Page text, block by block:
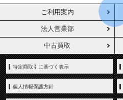
ご利用案内
法人営業部
中古買取
特定商取引に基づく表示
個人情報保護方針